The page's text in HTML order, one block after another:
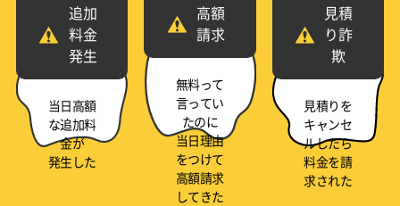
追加
料金
発生
当日高額
な追加料
金が
発生した
高額
請求
無料って
言ってい
たのに
当日理由
をつけて
高額請求
してきた
見積
り詐
欺
見積りを
キャンセ
ルしたら
料金を請
求された